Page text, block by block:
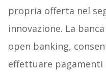
propria offerta nel
innovazione. La
open banking,
effettuare pagamenti